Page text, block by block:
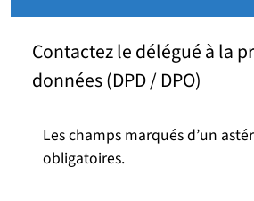
Contactez le délégué à la
données (DPD / DPO)
Les champs marqués d’un
obligatoires.